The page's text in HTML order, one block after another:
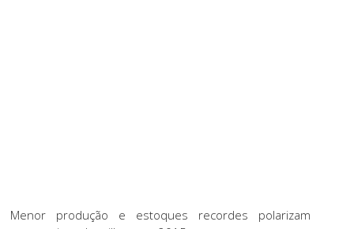
Menor produção e estoques recordes polarizam